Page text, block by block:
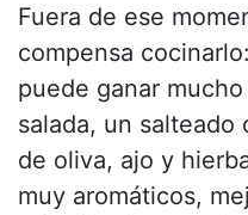
Fuera de ese
compensa
puede ganar
salada, un salteado
de oliva, ajo y
muy aromáticos,